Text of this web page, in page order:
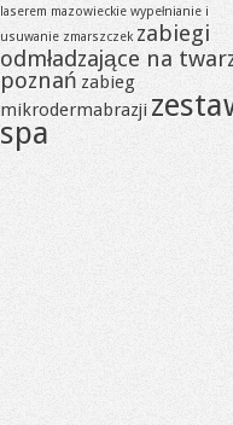
laserem mazowieckie wypełnianie i
usuwanie zmarszczek zabiegi
odmładzające na
poznań zabieg
mikrodermabrazji
spa